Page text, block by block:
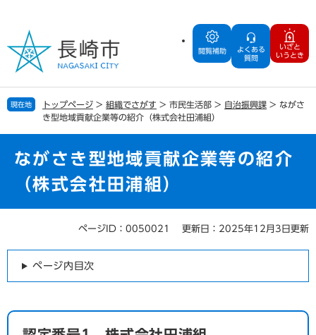
の
で
す
ー
ば
し
閲覧補助
よくある
質問
いざと
いうとき
現在地 トップページ > 組織でさがす > 市民生活部 > 自治振興課 > ながさ
き型地域貢献企業等の紹介（株式会社田浦組）
ながさき型地域貢献企業等の紹介
（株式会社田浦組）
ページID：0050021 更新日：2025年12月3日更新
ページ内目次